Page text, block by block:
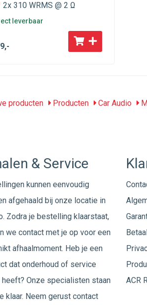
2x 310 WRMS @ 2 Ω
leverbaar
,-
producten Producten Car Audio
& Service
kunnen eenvoudig
afgehaald bij onze locatie in
Zodra je bestelling klaarstaat,
we contact met je op voor een
afhaalmoment. Heb je een
dat onderhoud of service
heeft? Onze specialisten staan
klaar. Neem gerust contact
ACR